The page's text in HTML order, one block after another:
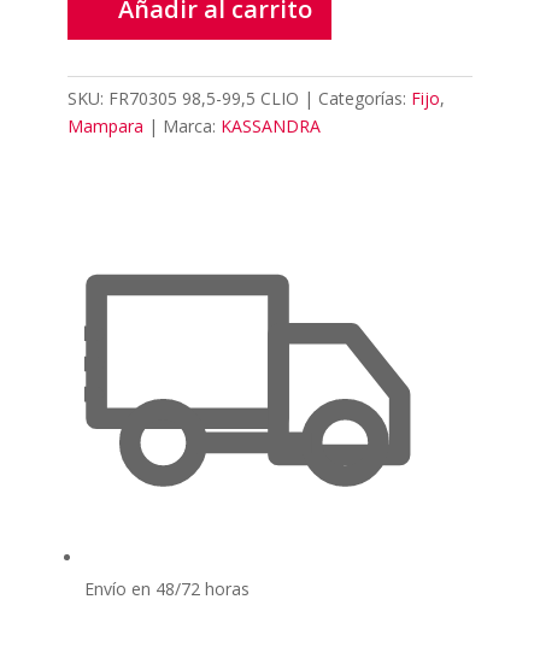
Añadir al carrito
SKU: FR70305 98,5-99,5 CLIO Categorías: Fijo,
Mampara
Marca: KASSANDRA
Envío en 48/72 horas